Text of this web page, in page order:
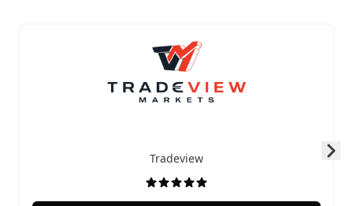
Tradeview
Skip to next slide page